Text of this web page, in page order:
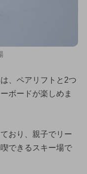
、ペアリフトと2つ
ボードが楽しめま
おり、親子でリー
できるスキー場で